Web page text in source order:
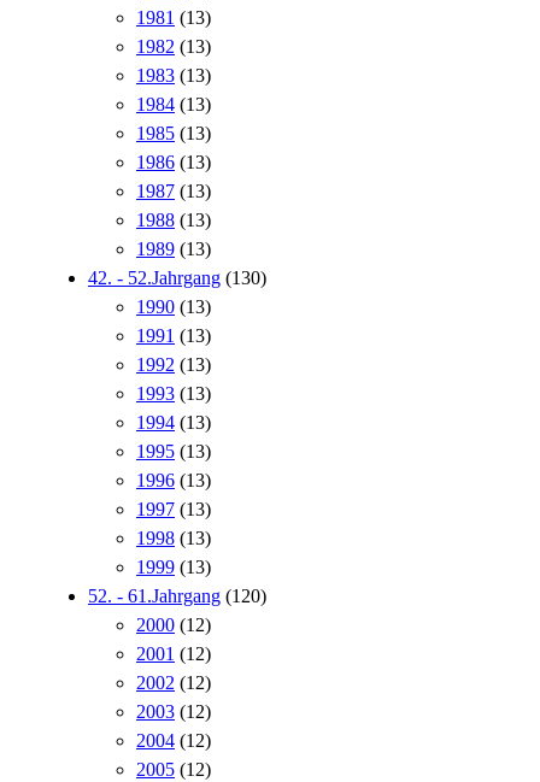
1981 (13)
1982 (13)
1983 (13)
1984 (13)
1985 (13)
1986 (13)
1987 (13)
1988 (13)
1989 (13)
42. - 52.Jahrgang (130)
1990 (13)
1991 (13)
1992 (13)
1993 (13)
1994 (13)
1995 (13)
1996 (13)
1997 (13)
1998 (13)
1999 (13)
52. - 61.Jahrgang (120)
2000 (12)
2001 (12)
2002 (12)
2003 (12)
2004 (12)
2005 (12)